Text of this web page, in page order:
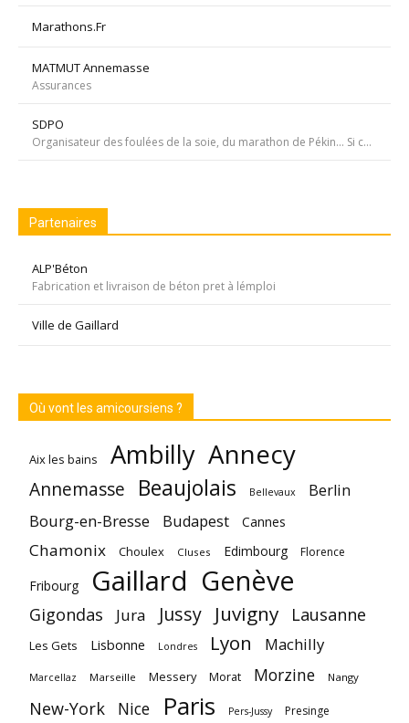
Marathons.Fr
MATMUT Annemasse
Assurances
SDPO
Organisateur des foulées de la soie, du marathon de Pékin... Si courir était notre seul but, nous passerions à côté de moments inoubliables ». Depuis 1996 SDPOrganisation, spécialiste de la course aventure à vocation sportive et culturelle
Partenaires
ALP'Béton
Fabrication et livraison de béton pret à lémploi
Ville de Gaillard
Où vont les amicoursiens ?
Aix les bains Ambilly Annecy
Annemasse Beaujolais Bellevaux Berlin
Bourg-en-Bresse Budapest Cannes
Chamonix Choulex Cluses Edimbourg Florence
Fribourg Gaillard Genève
Gigondas Jura Jussy Juvigny Lausanne
Les Gets Lisbonne Londres Lyon Machilly
Marcellaz Marseille Messery Morat Morzine Nangy
New-York Nice Paris Pers-Jussy Presinge